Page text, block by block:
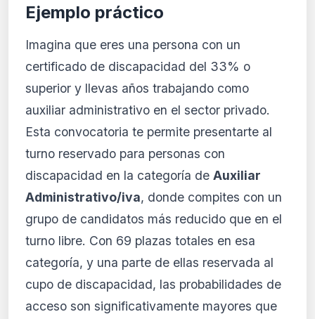
Ejemplo práctico
Imagina que eres una persona con un
certificado de discapacidad del 33% o
superior y llevas años trabajando como
auxiliar administrativo en el sector privado.
Esta convocatoria te permite presentarte al
turno reservado para personas con
discapacidad en la categoría de Auxiliar
Administrativo/iva, donde compites con un
grupo de candidatos más reducido que en el
turno libre. Con 69 plazas totales en esa
categoría, y una parte de ellas reservada al
cupo de discapacidad, las probabilidades de
acceso son significativamente mayores que